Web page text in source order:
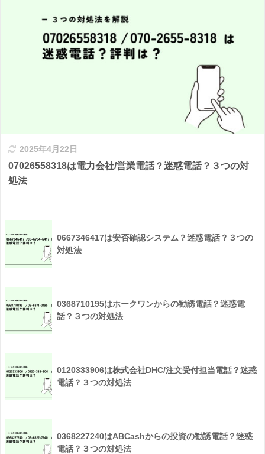
2025年4月22日
07026558318は電力会社/営業電話？迷惑電話？３つの対
処法
0667346417は安否確認システム？迷惑電話？３つの
対処法
0368710195はホークワンからの勧誘電話？迷惑電
話？３つの対処法
0120333906は株式会社DHC/注文受付担当電話？迷惑
電話？３つの対処法
0368227240はABCashからの投資の勧誘電話？迷惑
電話？３つの対処法